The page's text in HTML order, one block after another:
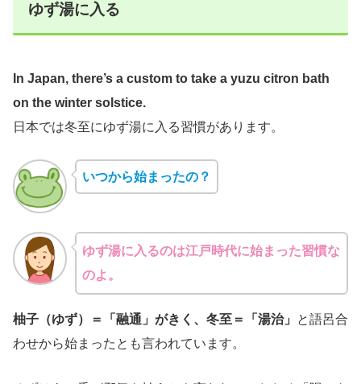
ゆず湯に入る
In Japan, there’s a custom to take a yuzu citron bath
on the winter solstice.
日本では冬至にゆず湯に入る習慣があります。
いつから始まったの？
ゆず湯に入るのは江戸時代に始まった習慣な
のよ。
柚子（ゆず）＝「融通」がきく、冬至＝「湯治」
と語呂合
わせから始まったとも言われています。